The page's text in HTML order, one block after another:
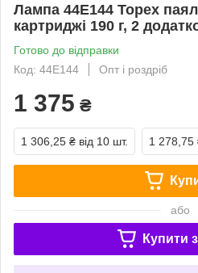
Лампа 44E144 Topex
картриджі 190 г, 2
Готово до відправки
Код: 44E144
Опт і роздріб
1 375 ₴
1 306,25 ₴ від 10 шт. 1 278,75
або
Купити з